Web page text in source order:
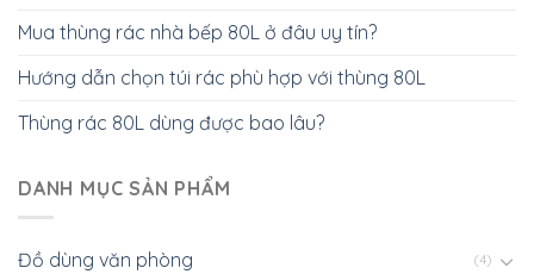
Mua thùng rác nhà bếp 80L ở đâu uy tín?
Hướng dẫn chọn túi rác phù hợp với thùng 80L
Thùng rác 80L dùng được bao lâu?
DANH MỤC SẢN PHẨM
Đồ dùng văn phòng (4)